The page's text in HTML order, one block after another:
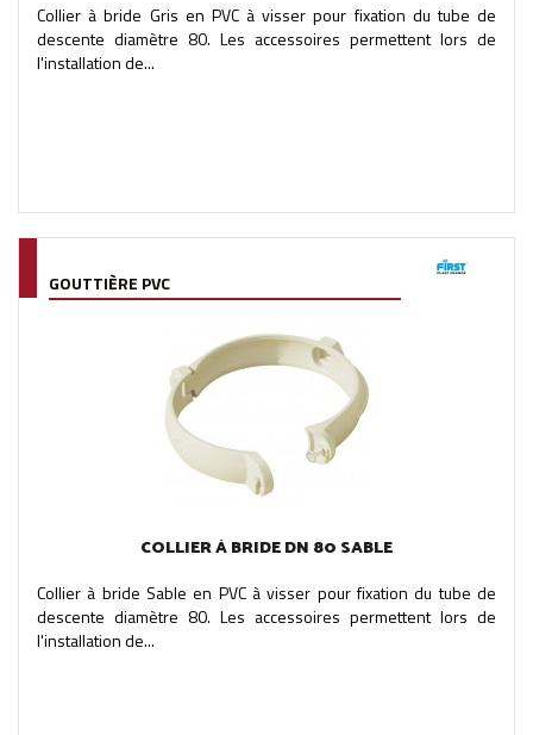
Collier à bride Gris en PVC à visser pour fixation du tube de
descente diamètre 80. Les accessoires permettent lors de
l'installation de...
GOUTTIÈRE PVC
COLLIER À BRIDE DN 80 SABLE
Collier à bride Sable en PVC à visser pour fixation du tube de
descente diamètre 80. Les accessoires permettent lors de
l'installation de...